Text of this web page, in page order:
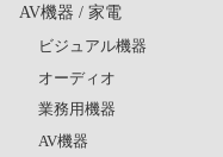
AV機器 / 家電
ビジュアル機器
オーディオ
業務用機器
AV機器